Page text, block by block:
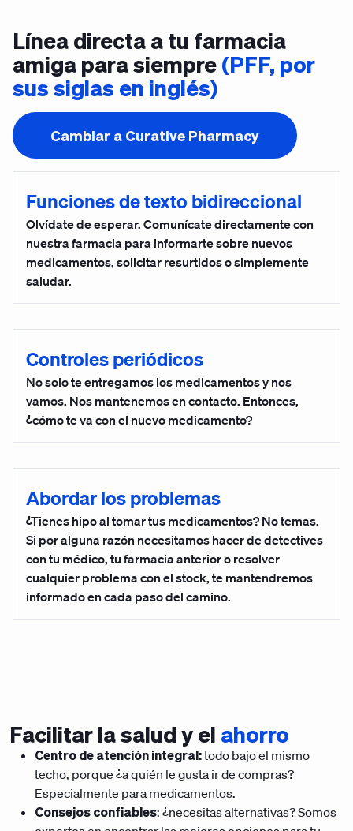
Línea directa a tu farmacia
amiga para siempre(PFF, por
sus siglas en inglés)
Cambiar a Curative Pharmacy
Funciones de texto bidireccional
Olvídate de esperar. Comunícate directamente con
nuestra farmacia para informarte sobre nuevos
medicamentos, solicitar resurtidos o simplemente
saludar.
Controles periódicos
No solo te entregamos los medicamentos y nos
vamos. Nos mantenemos en contacto. Entonces,
¿cómo te va con el nuevo medicamento?
Abordar los problemas
¿Tienes hipo al tomar tus medicamentos? No temas.
Si por alguna razón necesitamos hacer de detectives
con tu médico, tu farmacia anterior o resolver
cualquier problema con el stock, te mantendremos
informado en cada paso del camino.
Facilitar la salud y el ahorro
Centro de atención integral:todo bajo el mismo
techo, porque ¿a quién le gusta ir de compras?
Especialmente para medicamentos.
Consejos confiables: ¿necesitas alternativas? Somos